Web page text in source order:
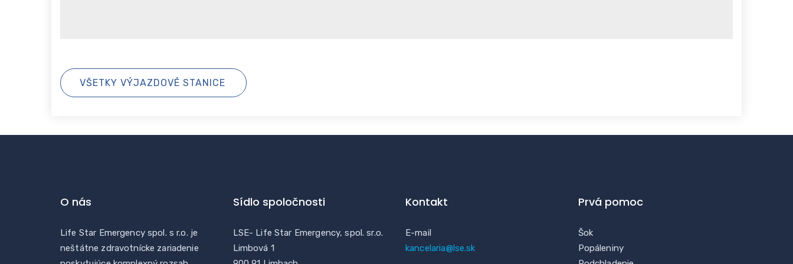
VŠETKY VÝJAZDOVÉ STANICE
O nás
Life Star Emergency spol. s r.o. je
neštátne zdravotnícke zariadenie
Sídlo spoločnosti
LSE- Life Star Emergency, spol. sr.o.
Limbová 1
Kontakt
E-mail
kancelaria@lse.sk
Prvá pomoc
Šok
Popáleniny